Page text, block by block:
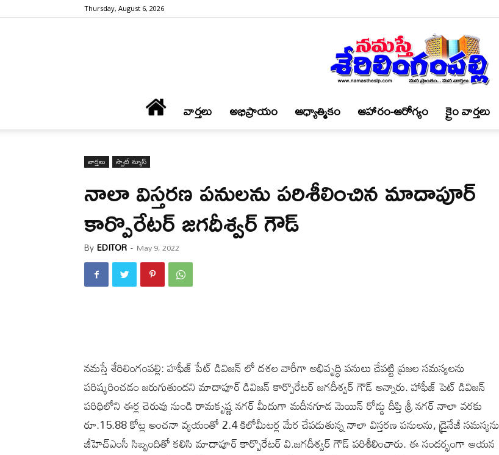
Thursday, August 6, 2026
శేరిలింగంపల్లి
వార్త‌లు అభిప్రాయం ఆధ్యాత్మికం ఆహారం-ఆరోగ్యం క్రైం వార్త‌లు
వార్త‌లు స్పాట్ న్యూస్
నాలా విస్తరణ పనులను పరిశీలించిన మాదాపూర్
కార్పొరేటర్ జగదీశ్వర్ గౌడ్
ByEDITOR - May 9, 2022
నమస్తే శేరిలింగంపల్లి: హఫీజ్ పేట్ డివిజన్ లో దశల వారీగా అభివృద్ధి పనులు చేపట్టి ప్రజల సమస్యలను
పరిష్కరించడం జరుగుతుందని మాదాపూర్ డివిజన్ కార్పొరేటర్ జగదీశ్వర్ గౌడ్ అన్నారు. హాఫీజ్ పెట్ డివిజన్
పరిధిలోని ఈర్ల చెరువు నుండి రామకృష్ణ నగర్ మీదుగా మదీనగూడ మెయిన్ రోడ్డు దీప్తి శ్రీ నగర్ నాలా వరకు
రూ.15.88 కోట్ల అంచనా వ్యయంతో 2.4 కిలోమీటర్ల మేర చేపడుతున్న నాలా విస్తరణ పనులను, డ్రైనేజీ సమస్యను
జీహెచ్ఎంసీ సిబ్బందితో కలిసి మాదాపూర్ కార్పొరేటర్ వి.జగదీశ్వర్ గౌడ్ పరిశీలించారు. ఈ సందర్భంగా ఆయన